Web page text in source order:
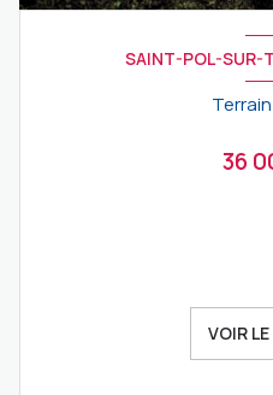
SAINT-POL-SUR-
36
VOIR